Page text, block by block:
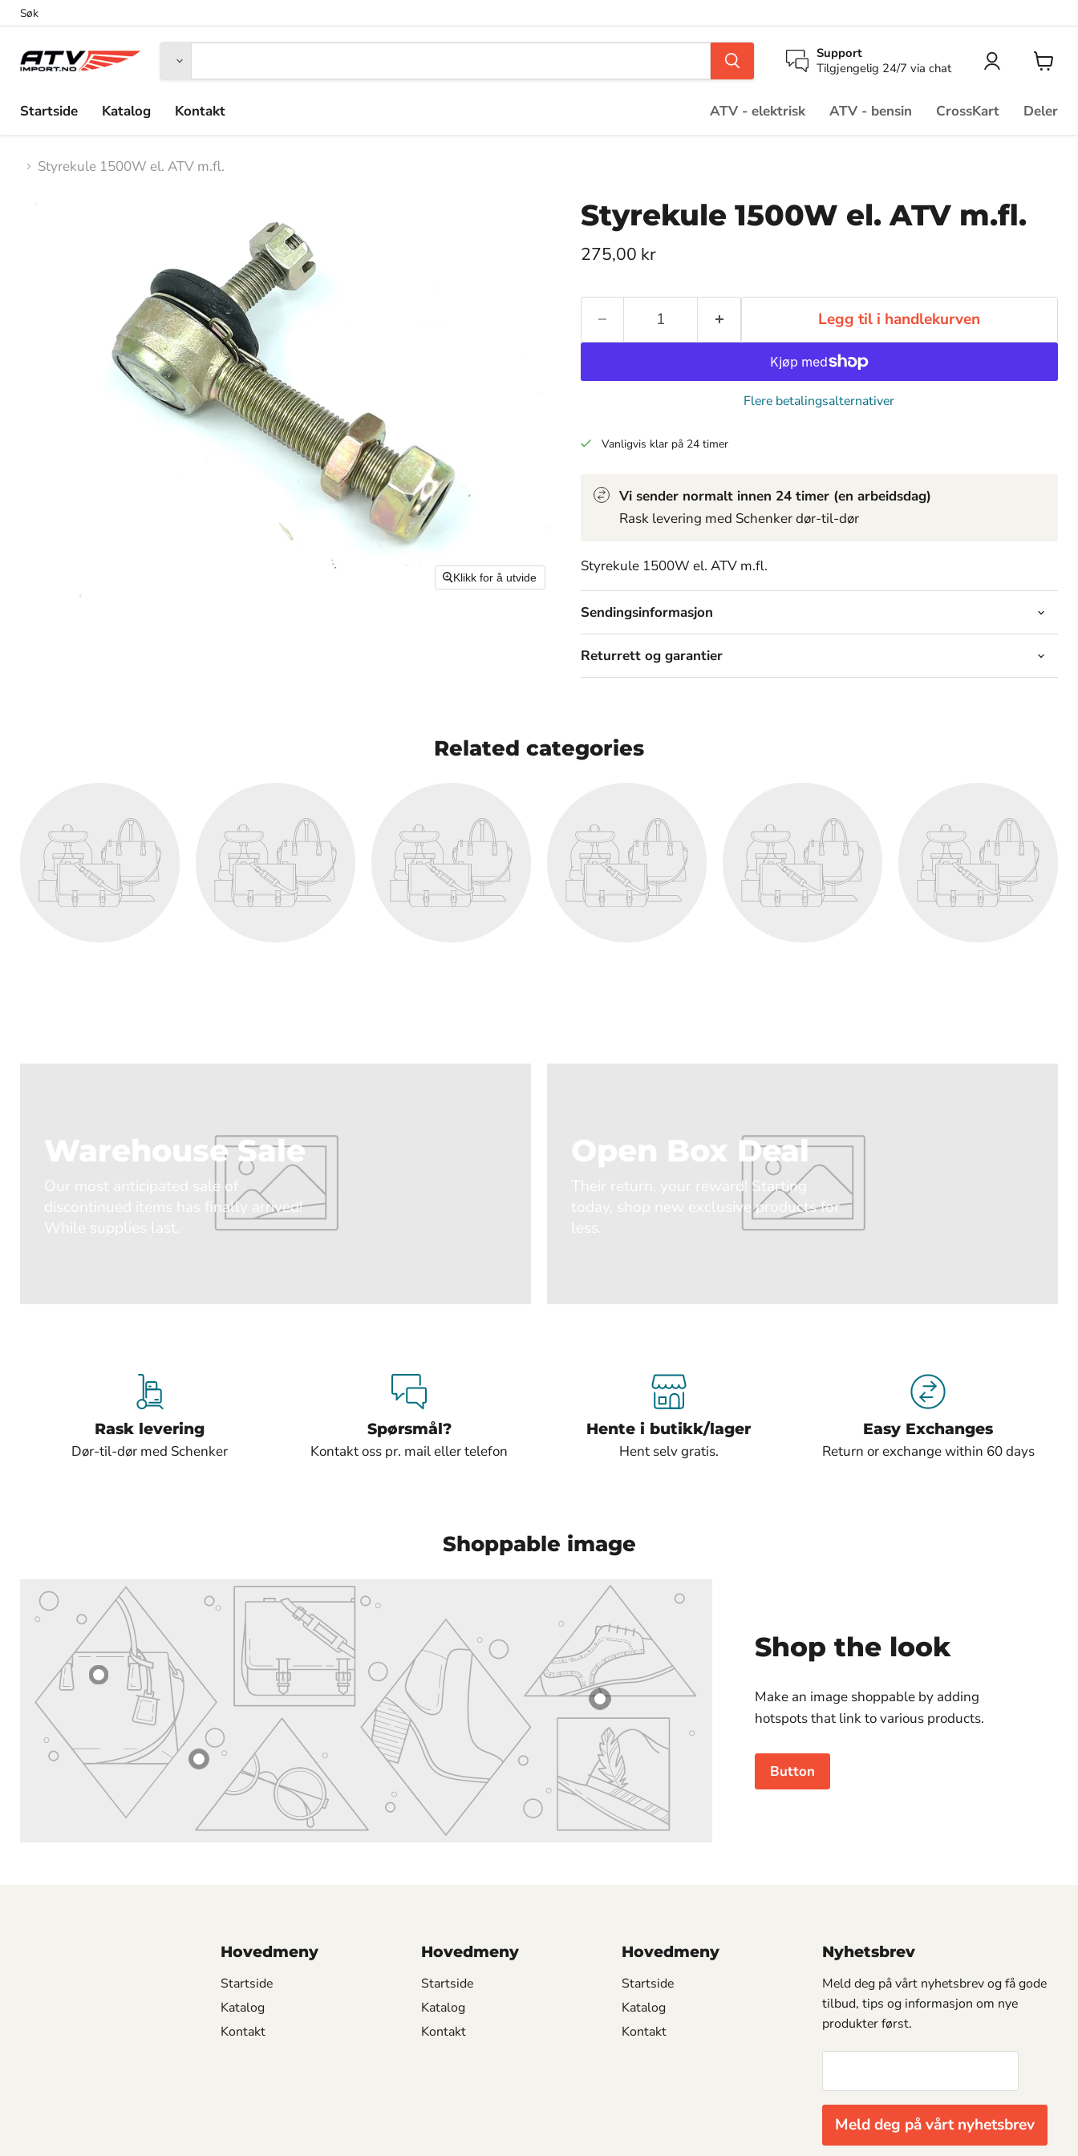
Søk
Support
Tilgjengelig 24/7 via chat
Startside Katalog Kontakt ATV - elektrisk ATV - bensin CrossKart Deler
Styrekule 1500W el. ATV m.fl.
Klikk for å utvide
Styrekule 1500W el. ATV m.fl.
Pris nå
275,00 kr
Legg til i handlekurven
Flere betalingsalternativer
Vanligvis klar på 24 timer
Vi sender normalt innen 24 timer (en arbeidsdag)
Rask levering med Schenker dør-til-dør
Styrekule 1500W el. ATV m.fl.
Sendingsinformasjon
Returrett og garantier
Related categories
Warehouse Sale
Our most anticipated sale of
discontinued items has finally arrived!
Open Box Deal
Their return, your reward! Starting
today, shop new exclusive products for
Rask levering
Dør-til-dør med Schenker
Spørsmål?
Kontakt oss pr. mail eller telefon
Hente i butikk/lager
Hent selv gratis.
Easy Exchanges
Return or exchange within 60 days
Shoppable image
View product
Shop the look
Make an image shoppable by adding
hotspots that link to various products.
Button
Hovedmeny
Startside
Katalog
Kontakt
Hovedmeny
Startside
Katalog
Kontakt
Hovedmeny
Startside
Katalog
Kontakt
Nyhetsbrev
Meld deg på vårt nyhetsbrev og få gode
tilbud, tips og informasjon om nye
produkter først.
Meld deg på vårt nyhetsbrev